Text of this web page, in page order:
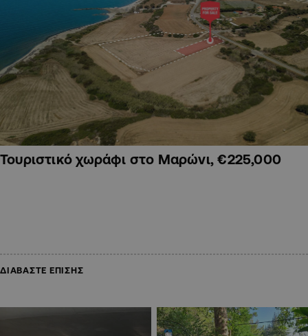
Τουριστικό χωράφι στο Μαρώνι, €225,000
ΔΙΑΒΑΣΤΕ ΕΠΙΣΗΣ